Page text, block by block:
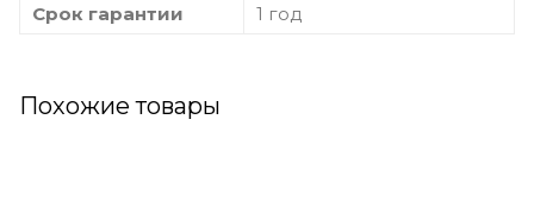
Срок гарантии
1 год
Похожие товары